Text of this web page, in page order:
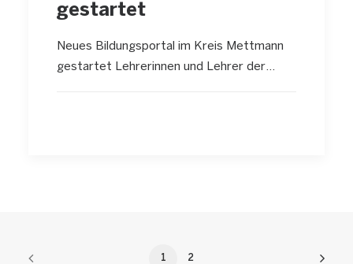
gestartet
Neues Bildungsportal im Kreis Mettmann
gestartet Lehrerinnen und Lehrer der…
1 2